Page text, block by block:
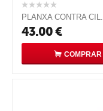
PLANXA CONTRA
43.00€
COMPRAR